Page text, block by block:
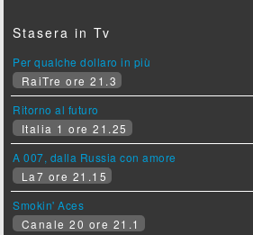
Stasera in Tv
Per qualche dollaro in più
RaiTre ore 21.3
Ritorno al futuro
Italia 1 ore 21.25
A 007, dalla Russia con amore
La7 ore 21.15
Smokin' Aces
Canale 20 ore 21.1